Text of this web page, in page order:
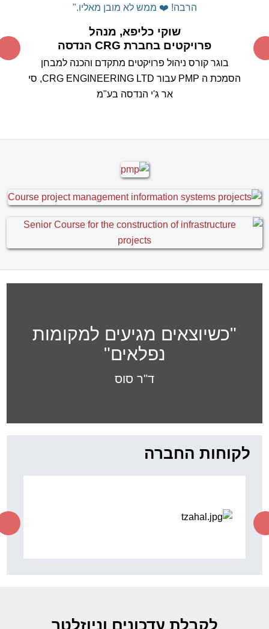
PROJECTבכליהוכיצד ניתן לרתום אותו לטובתנו ולא
הרב ועל העצות החשובות.אין דומה לימוד כלי מסוג זה
ממומחה תוכן עם ניסיון רב שעוסק באופן פעיל בניהול
הפרויקטים, ללימוד קורס "בית ספר"
אין ספק
שהבחירה בך להעברת הקורס הייתה בחירה מוצלחת
מקבוצת פלסאון
"כשיוצאים מגיעים למקומות
נפלאים"
ד"ר סוס